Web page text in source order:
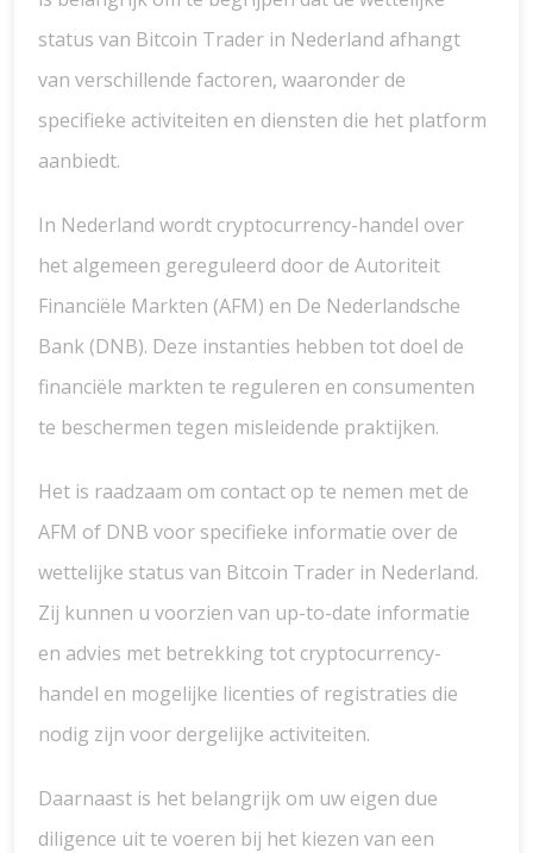
status van Bitcoin Trader in Nederland afhangt
van verschillende factoren, waaronder de
specifieke activiteiten en diensten die het platform
aanbiedt.
In Nederland wordt cryptocurrency-handel over
het algemeen gereguleerd door de Autoriteit
Financiële Markten (AFM) en De Nederlandsche
Bank (DNB). Deze instanties hebben tot doel de
financiële markten te reguleren en consumenten
te beschermen tegen misleidende praktijken.
Het is raadzaam om contact op te nemen met de
AFM of DNB voor specifieke informatie over de
wettelijke status van Bitcoin Trader in Nederland.
Zij kunnen u voorzien van up-to-date informatie
en advies met betrekking tot cryptocurrency-
handel en mogelijke licenties of registraties die
nodig zijn voor dergelijke activiteiten.
Daarnaast is het belangrijk om uw eigen due
diligence uit te voeren bij het kiezen van een